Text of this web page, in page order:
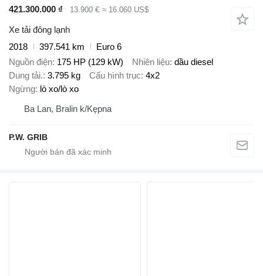
421.300.000 ₫ 13.900 € ≈ 16.060 US$
Xe tải đông lạnh
2018
397.541 km
Euro 6
Nguồn điện 175 HP (129 kW) Nhiên liệu dầu diesel
Dung tải. 3.795 kg Cấu hình trục 4x2
Ngừng lò xo/lò xo
Ba Lan, Bralin k/Kępna
P.W. GRIB